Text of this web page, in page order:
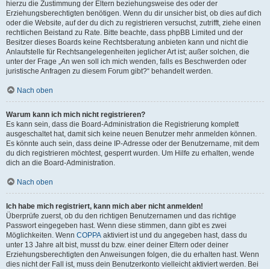
hierzu die Zustimmung der Eltern beziehungsweise des oder der
Erziehungsberechtigten benötigen. Wenn du dir unsicher bist, ob dies auf dich
oder die Website, auf der du dich zu registrieren versuchst, zutrifft, ziehe einen
rechtlichen Beistand zu Rate. Bitte beachte, dass phpBB Limited und der
Besitzer dieses Boards keine Rechtsberatung anbieten kann und nicht die
Anlaufstelle für Rechtsangelegenheiten jeglicher Art ist; außer solchen, die
unter der Frage „An wen soll ich mich wenden, falls es Beschwerden oder
juristische Anfragen zu diesem Forum gibt?“ behandelt werden.
Nach oben
Warum kann ich mich nicht registrieren?
Es kann sein, dass die Board-Administration die Registrierung komplett
ausgeschaltet hat, damit sich keine neuen Benutzer mehr anmelden können.
Es könnte auch sein, dass deine IP-Adresse oder der Benutzername, mit dem
du dich registrieren möchtest, gesperrt wurden. Um Hilfe zu erhalten, wende
dich an die Board-Administration.
Nach oben
Ich habe mich registriert, kann mich aber nicht anmelden!
Überprüfe zuerst, ob du den richtigen Benutzernamen und das richtige
Passwort eingegeben hast. Wenn diese stimmen, dann gibt es zwei
Möglichkeiten. Wenn COPPA aktiviert ist und du angegeben hast, dass du
unter 13 Jahre alt bist, musst du bzw. einer deiner Eltern oder deiner
Erziehungsberechtigten den Anweisungen folgen, die du erhalten hast. Wenn
dies nicht der Fall ist, muss dein Benutzerkonto vielleicht aktiviert werden. Bei